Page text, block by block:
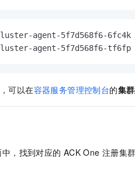
agent-5f7d568f6-
agent-
可以在容器服务管理控制台的集
，找到对应的 ACK One 注册集群